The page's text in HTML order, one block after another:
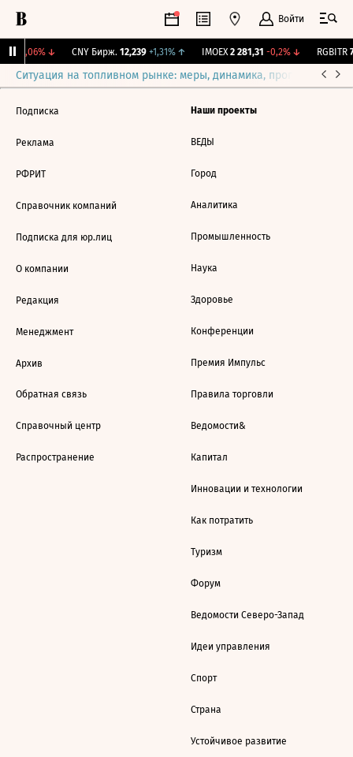
Войти
-0,06%↓ CNY Бирж. 12,239 +1,31%↑ IMOEX 2 281,31 -0,2%↓ RGBITR
Ситуация на топливном рынке: меры, динамика, прогнозы
Подписка
Реклама
РФРИТ
Справочник компаний
Подписка для юр.лиц
О компании
Редакция
Менеджмент
Архив
Обратная связь
Справочный центр
Распространение
Наши проекты
ВЕДЫ
Город
Аналитика
Промышленность
Наука
Здоровье
Конференции
Премия Импульс
Правила торговли
Ведомости&
Капитал
Инновации и технологии
Как потратить
Туризм
Форум
Ведомости Северо-Запад
Идеи управления
Спорт
Страна
Устойчивое развитие